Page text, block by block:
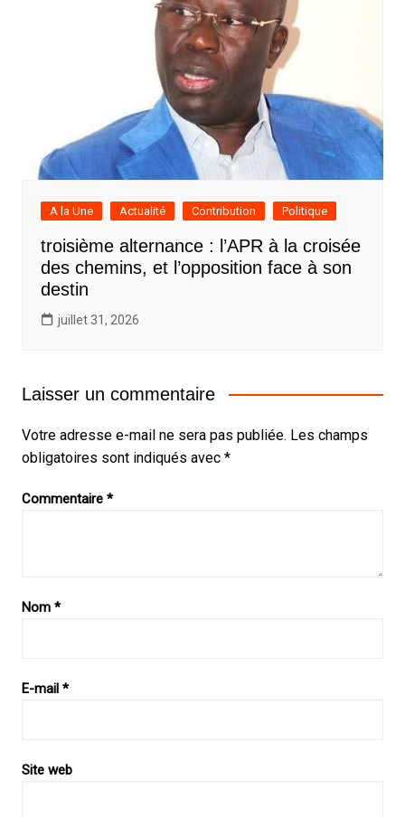
A la Une Actualité Contribution Politique
troisième alternance : l’APR à la croisée
des chemins, et l’opposition face à son
destin
juillet 31, 2026
Laisser un commentaire
Votre adresse e-mail ne sera pas publiée. Les champs
obligatoires sont indiqués avec *
Commentaire *
Nom *
E-mail *
Site web